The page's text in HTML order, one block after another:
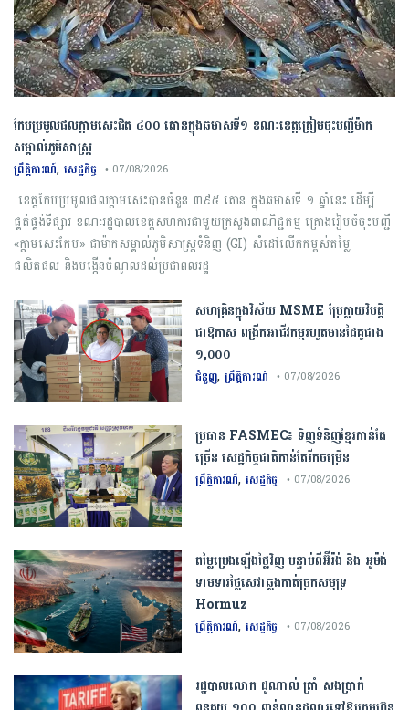
កែប​ប្រមូល​ផល​ក្តាម​សេះ​ជិត​ ​៤០០ ​តោន​ក្នុង​ឆមាស​ទី​១​ ​ខណៈ​ខេត្ត​ត្រៀម​ចុះបញ្ជី​ម៉ាក​
សម្គាល់​ភូមិសាស្ត្រ​
ព្រឹត្តិការណ៍, សេដ្ឋកិច្ច • 07/08/2026
​ ខេត្ត​កែប​ប្រមូល​ផល​ក្តាម​សេះ​បាន​ចំនួន​ ​៣៩៥​ តោន​ ​ក្នុង​ឆមាស​ទី​ ១​ ​ឆ្នាំ​នេះ​ ​ដើម្បី​
ផ្គត់ផ្គង់​ទីផ្សារ ​ខណៈ​រដ្ឋបាល​ខេត្ត​សហការ​ជាមួយ​ក្រសួង​ពាណិជ្ជកម្ម​ ​គ្រោង​រៀបចំ​ចុះបញ្ជី​ ​
«​ក្តាម​សេះ​កែប​» ​ជា​ម៉ាក​សម្គាល់​ភូមិសាស្ត្រ​ទំនិញ​ (​GI​) ​សំដៅ​លើកកម្ពស់​តម្លៃ​
ផលិតផល​ និង​បង្កើន​ចំណូល​ដល់​ប្រជាពលរដ្ឋ
សហគ្រិនក្នុងវិស័យ MSME ប្រែក្លាយវិបត្តិ
ជាឱកាស ពង្រីកអាជីវកម្មរហូតមានដៃគូជាង
១,០០០
ជំនួញ,ព្រឹត្តិការណ៍ • 07/08/2026
ប្រធាន​​ ​FASMEC​៖​ ​ទិញ​ទំនិញ​ខ្មែរ​កាន់តែ​
ច្រើន​ ​សេដ្ឋកិច្ច​ជាតិ​កាន់តែ​រីកចម្រើន​
ព្រឹត្តិការណ៍, សេដ្ឋកិច្ច • 07/08/2026
តម្លៃប្រេងឡើងថ្លៃវិញ បន្ទាប់ពីអ៊ីរ៉ង់ និង អូម៉ង់
ទាមទារថ្លៃសេវាឆ្លងកាត់ច្រកសមុទ្រ
Hormuz
ព្រឹត្តិការណ៍, សេដ្ឋកិច្ច • 07/08/2026
រដ្ឋបាលលោក ដូណាល់ ត្រាំ សងប្រាក់